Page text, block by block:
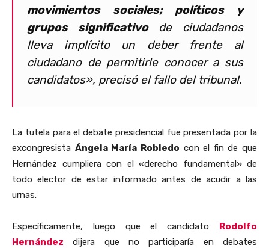
movimientos sociales; políticos y
grupos significativode ciudadanos
lleva implícito un deber frente al
ciudadano de permitirle conocer a sus
candidatos», precisó el fallo del tribunal.
La tutela para el debate presidencial fue presentada por la
excongresista Ángela María Robledo con el fin de que
Hernández cumpliera con el «derecho fundamental» de
todo elector de estar informado antes de acudir a las
urnas.
Específicamente, luego que el candidato Rodolfo
Hernández dijera que no participaría en debates